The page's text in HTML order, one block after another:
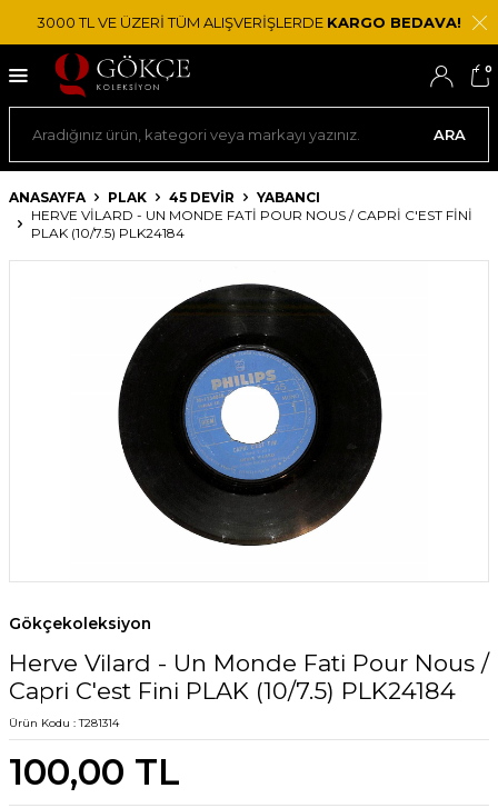
3000 TL VE ÜZERİ TÜM ALIŞVERİŞLERDE KARGO BEDAVA!
ARA
0
ANASAYFA PLAK 45 DEVIR
YABANCI
HERVE VILARD - UN MONDE FATI POUR NOUS / CAPRI C'EST FINI
PLAK (10/7.5) PLK24184
Gökçekoleksiyon
Herve Vilard - Un Monde Fati Pour Nous /
Capri C'est Fini PLAK (10/7.5) PLK24184
Ürün Kodu :T281314
100,00 TL